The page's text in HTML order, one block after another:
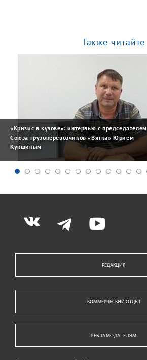
Также читайте
«Кризис в кузове»: интервью с председателем
Союза грузоперевозчиков «Вятка» Юрием
Куншиным
РЕДАКЦИЯ
КОММЕРЧЕСКИЙ ОТДЕЛ
РЕКЛАМОДАТЕЛЯМ